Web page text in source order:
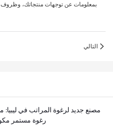
بمعلومات عن توجهات منتجاتك،
التالي
مصنع جديد لرغوة المراتب في
رغوة مستمر مكون من